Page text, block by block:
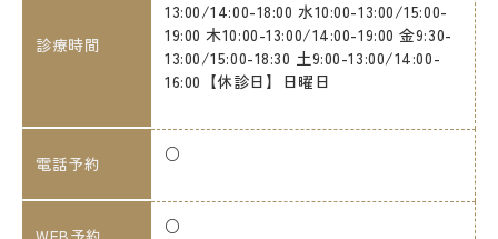
診療時間
13:00/14:00-18:00 水10:00-13:00/15:00-
19:00 木10:00-13:00/14:00-19:00 金9:30-
13:00/15:00-18:30 土9:00-13:00/14:00-
16:00【休診日】日曜日
電話予約 ○
○